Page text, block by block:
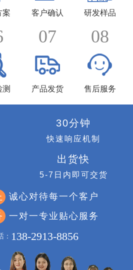
案 客户确认 研发样品
测
07
产品发货
08
售后服务
30分钟
快速响应机制
出货快
5-7日内即可交货
诚心对待每一个客户
一对一专业贴心服务
： 138-2913-8856